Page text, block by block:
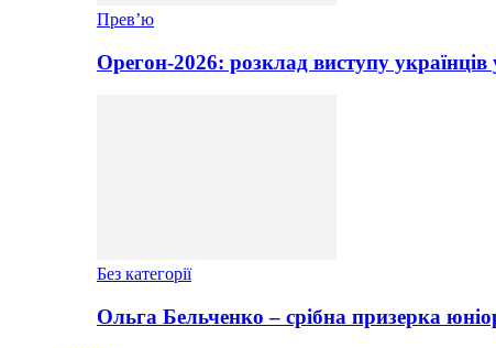
Прев’ю
Орегон-2026: розклад виступу
Без категорії
Ольга Бельченко – срібна призерка